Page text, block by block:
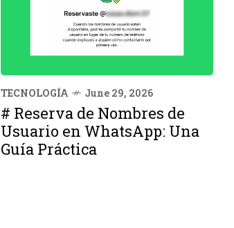
TECNOLOGÍA June 29, 2026
# Reserva de Nombres de
Usuario en WhatsApp: Una
Guía Práctica